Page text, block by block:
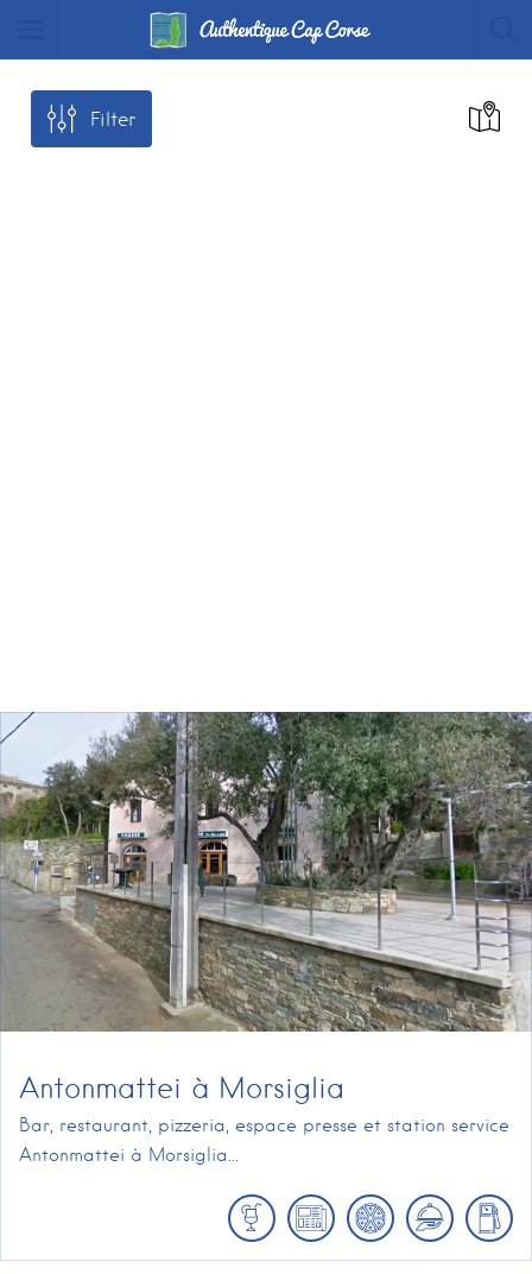
Filter
Antonmattei à Morsiglia
Bar, restaurant, pizzeria, espace presse et station service
Antonmattei à Morsiglia...